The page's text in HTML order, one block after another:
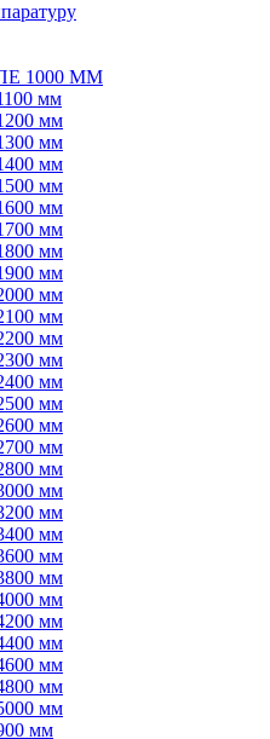
1000 ММ
мм
мм
мм
мм
мм
мм
мм
мм
мм
мм
мм
мм
мм
мм
мм
мм
мм
мм
мм
мм
мм
мм
мм
мм
мм
мм
мм
мм
мм
мм